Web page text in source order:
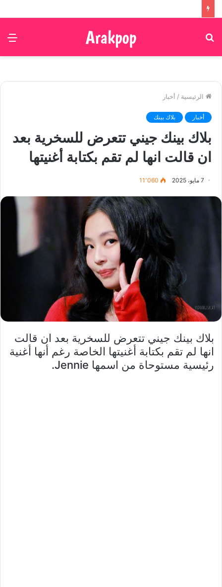
الرئيسية / أخبار
أخبار بلاك بينك
بلاك بينك جيني تتعرض للسخرية بعد
ان قالت انها لم تقم بكتابة أغنيتها
7 مايو، 2025 11٬060
بلاك بينك جيني تتعرض للسخرية بعد ان قالت
انها لم تقم بكتابة أغنيتها الخاصة رغم أنها أغنية
رئيسية مستوحاة من اسمها Jennie.